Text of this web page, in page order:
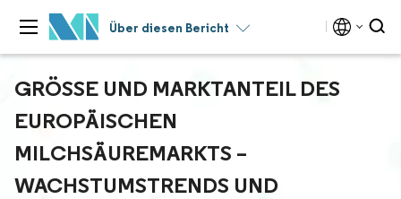
Über diesen Bericht
GRÖSSE UND MARKTANTEIL DES E
UROPÄISCHEN M
ILCHSÄUREMARKTS – W
ACHSTUMSTRENDS UND P